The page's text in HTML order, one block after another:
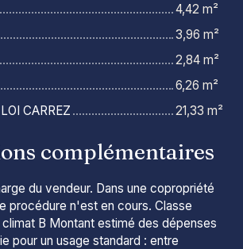
4,42 m²
3,96 m²
2,84 m²
6,26 m²
CARREZ
21,33 m²
complémentaires
du vendeur. Dans une copropriété
procédure n'est en cours. Classe
B Montant estimé des dépenses
pour un usage standard : entre